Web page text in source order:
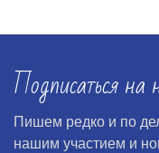
Подписаться
Пишем редко и по
нашим участием и